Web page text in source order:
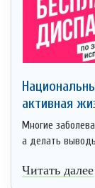
активная
Многие
а делать
Читать далее